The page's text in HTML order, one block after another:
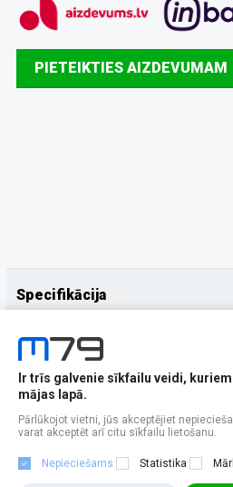
PIETEIKTIES AIZDEVUMAM
Specifikācija
Papildus
Ir trīs galvenie sīkfailu veidi,
mājas lapā.
Pārlūkojot vietni, jūs akceptējiet
varat akceptēt arī citu sīkfailu lietošanu.
Nepieciešams Statistika